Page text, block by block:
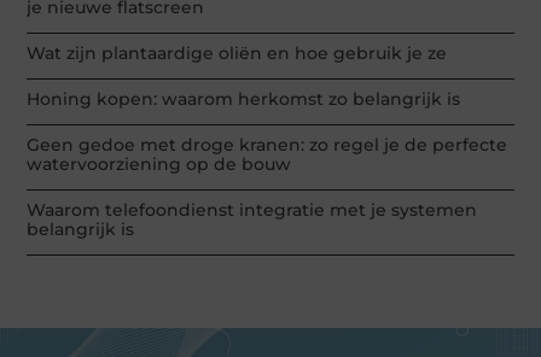
je nieuwe flatscreen
Wat zijn plantaardige oliën en hoe gebruik je ze
Honing kopen: waarom herkomst zo belangrijk is
Geen gedoe met droge kranen: zo regel je de perfecte
watervoorziening op de bouw
Waarom telefoondienst integratie met je systemen
belangrijk is